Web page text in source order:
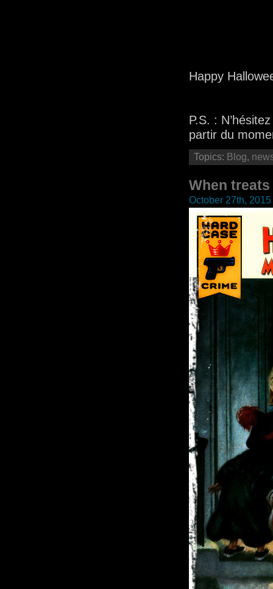
Happy
P.S. :
partir du
Topics: Blog,
When
October 27th, 2015